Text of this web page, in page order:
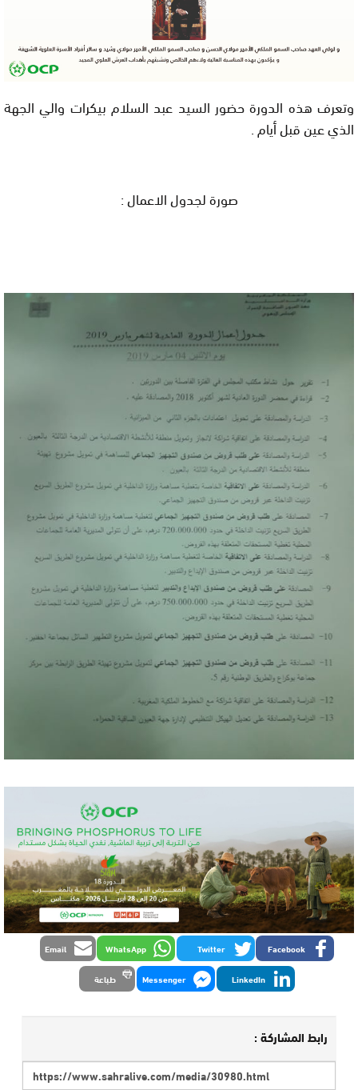
وتعرف هذه الدورة حضور السيد عبد السلام بيكرات والي الجهة
الذي عين قبل أيام .
صورة لجدول الاعمال :
Facebook
Twitter
WhatsApp
Email
LinkedIn
Messenger طباعة
رابط المشاركة :